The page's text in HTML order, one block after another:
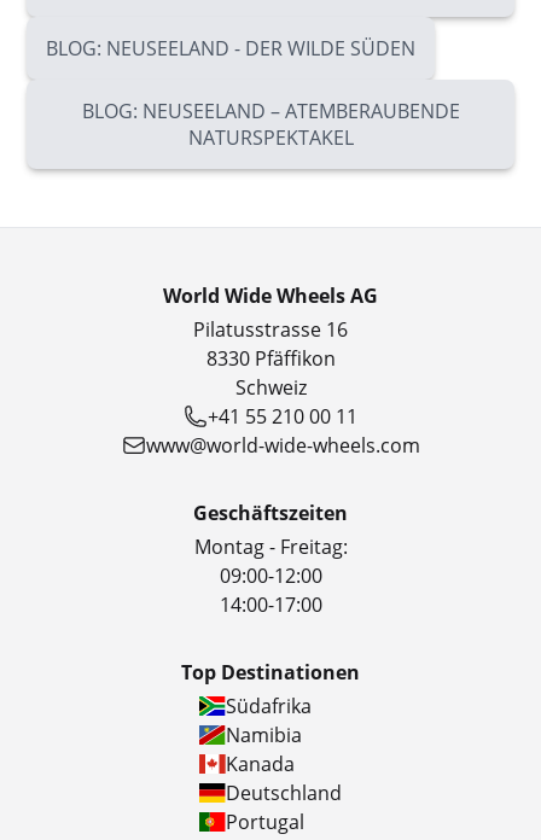
BLOG: NEUSEELAND - DER WILDE SÜDEN
BLOG: NEUSEELAND – ATEMBERAUBENDE
NATURSPEKTAKEL
World Wide Wheels AG
Pilatusstrasse 16
8330 Pfäffikon
Schweiz
+41 55 210 00 11
www@world-wide-wheels.com
Geschäftszeiten
Montag - Freitag:
09:00-12:00
14:00-17:00
Top Destinationen
Südafrika
Namibia
Kanada
Deutschland
Portugal